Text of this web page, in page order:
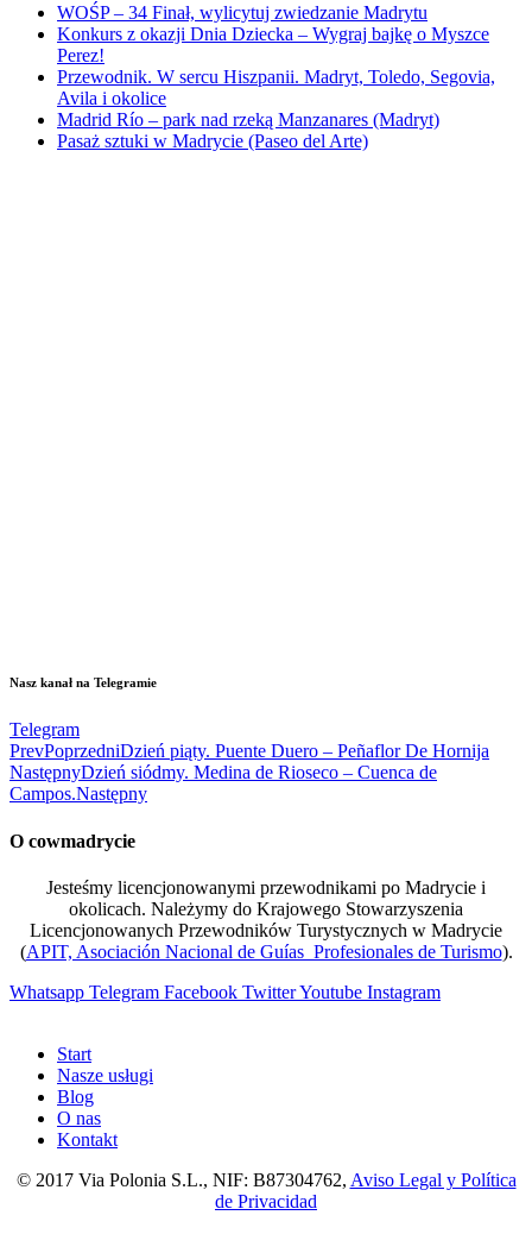
WOŚP – 34 Finał, wylicytuj zwiedzanie Madrytu
Konkurs z okazji Dnia Dziecka – Wygraj bajkę o Myszce
Perez!
Przewodnik. W sercu Hiszpanii. Madryt, Toledo, Segovia,
Avila i okolice
Madrid Río – park nad rzeką Manzanares (Madryt)
Pasaż sztuki w Madrycie (Paseo del Arte)
Nasz kanał na Telegramie
Telegram
PrevPoprzedniDzień piąty. Puente Duero – Peñaflor De Hornija
NastępnyDzień siódmy. Medina de Rioseco – Cuenca de
Campos.Następny
O cowmadrycie
Jesteśmy licencjonowanymi przewodnikami po Madrycie i
okolicach. Należymy do Krajowego Stowarzyszenia
Licencjonowanych Przewodników Turystycznych w Madrycie
(APIT, Asociación Nacional de Guías Profesionales de Turismo).
Whatsapp Telegram Facebook TwitterYoutube Instagram
Start
Nasze usługi
Blog
O nas
Kontakt
© 2017 Via Polonia S.L., NIF: B87304762, Aviso Legal y Política
de Privacidad